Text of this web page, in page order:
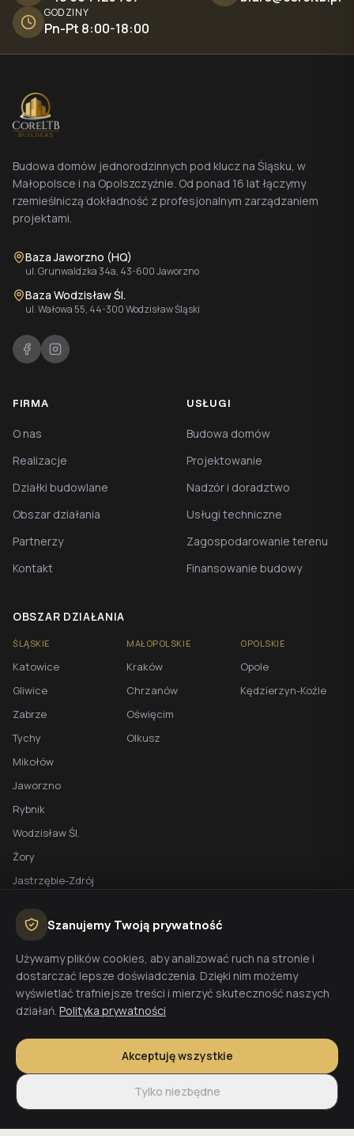
GODZINY
Pn-Pt 8:00-18:00
Budowa domów jednorodzinnych pod klucz na Śląsku, w
Małopolsce i na Opolszczyźnie. Od ponad 16 lat łączymy
rzemieślniczą dokładność z profesjonalnym zarządzaniem
projektami.
Baza Jaworzno (HQ)
ul. Grunwaldzka 34a, 43-600 Jaworzno
Baza Wodzisław Śl.
ul. Wałowa 55, 44-300 Wodzisław Śląski
FIRMA
O nas
Realizacje
Działki budowlane
Obszar działania
Partnerzy
Kontakt
USŁUGI
Budowa domów
Projektowanie
Nadzór i doradztwo
Usługi techniczne
Zagospodarowanie terenu
Finansowanie budowy
OBSZAR DZIAŁANIA
ŚLĄSKIE
Katowice
Gliwice
Zabrze
Tychy
Mikołów
Jaworzno
Rybnik
Wodzisław Śl.
Żory
Jastrzębie-Zdrój
MAŁOPOLSKIE
Kraków
Chrzanów
Oświęcim
Olkusz
OPOLSKIE
Opole
Kędzierzyn-Koźle
BEZPŁATNA WYCENA
Planujesz budowę domu? Skontaktuj się z nami - przygotujemy
wycenę w 48h.
Wyceń budowę
© 2026 CoreLTB Builders sp. z o.o. Wszelkie prawa zastrzeżone.
Szanujemy Twoją prywatność
Używamy plików cookies, aby analizować ruch na stronie i
dostarczać lepsze doświadczenia. Dzięki nim możemy
wyświetlać trafniejsze treści i mierzyć skuteczność naszych
działań. Polityka prywatności
Akceptuję wszystkie
Tylko niezbędne